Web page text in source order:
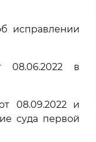
исправлении
08.06.2022 в
08.09.2022 и
суда первой